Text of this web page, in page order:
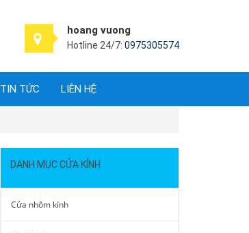
hoang vuong
Hotline 24/7: 0975305574
TIN TỨC LIÊN HỆ
DANH MỤC CỬA KÍNH
Cửa nhôm kính